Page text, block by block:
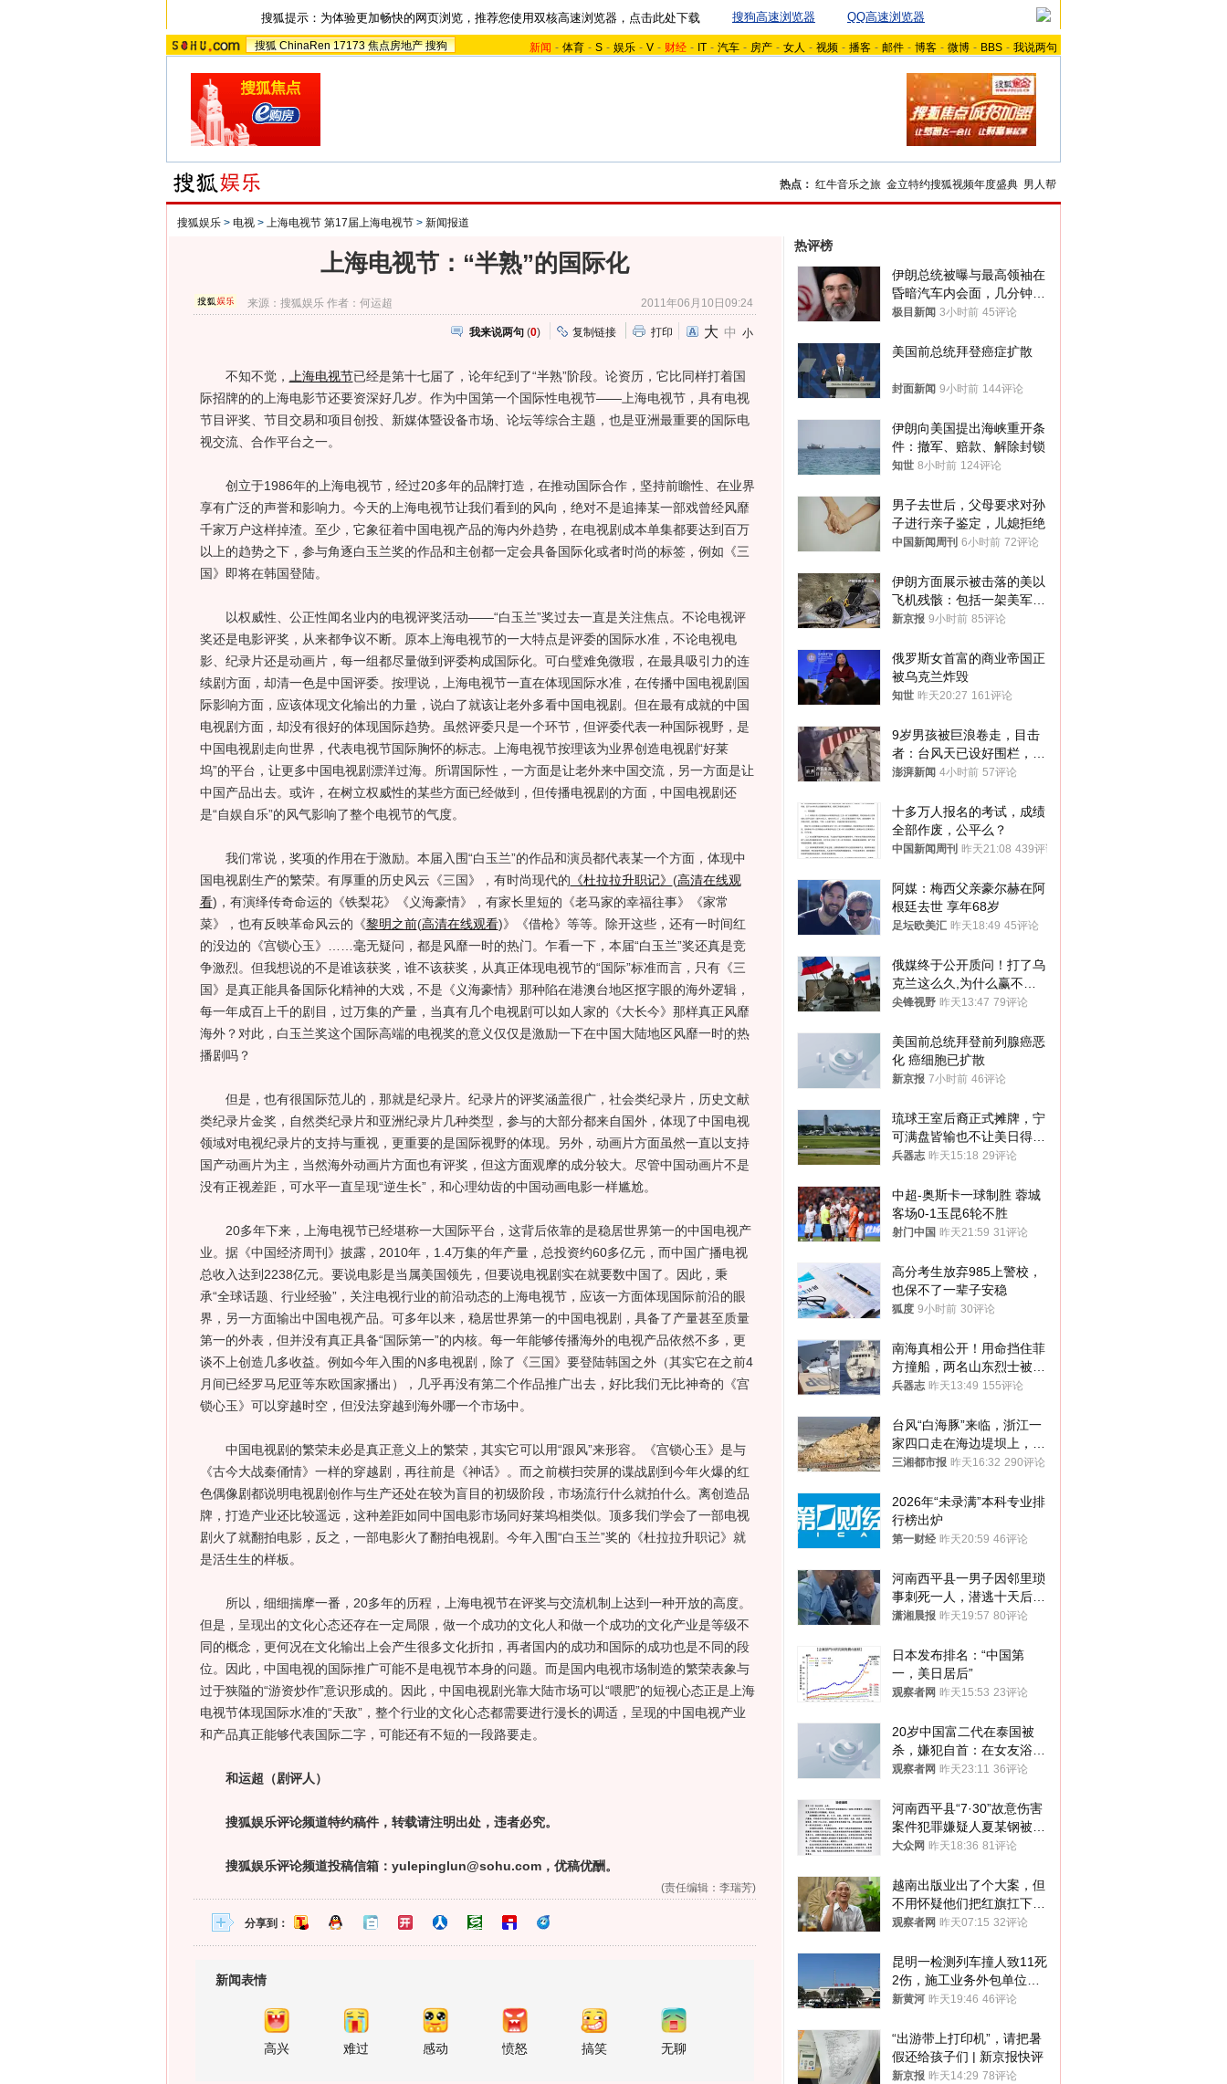
搜狐提示：为体验更加畅快的网页浏览，推荐您使用双核高速浏览器，点击此处下载 搜狗高速浏览器 QQ高速浏览器
搜狐 ChinaRen 17173 焦点房地产 搜狗 新闻 - 体育 - S - 娱乐 - V - 财经 - IT - 汽车 - 房产 - 女人 - 视频 - 播客 - 邮件 - 博客 - 微博 - BBS - 我说两句
热点： 红牛音乐之旅 金立特约搜狐视频年度盛典 男人帮
搜狐娱乐 > 电视 > 上海电视节 第17届上海电视节 > 新闻报道
上海电视节：“半熟”的国际化
来源：搜狐娱乐 作者：何运超 2011年06月10日09:24
我来说两句 (0) 复制链接 打印 大 中 小
不知不觉， 上海电视节已经是第十七届了，论年纪到了“半熟”阶段。论资历，它比同样打着国
际招牌的的上海电影节还要资深好几岁。作为中国第一个国际性电视节——上海电视节，具有电视
节目评奖、节目交易和项目创投、新媒体暨设备市场、论坛等综合主题，也是亚洲最重要的国际电
视交流、合作平台之一。
创立于1986年的上海电视节，经过20多年的品牌打造，在推动国际合作，坚持前瞻性、在业界
享有广泛的声誉和影响力。今天的上海电视节让我们看到的风向，绝对不是追捧某一部戏曾经风靡
千家万户这样掉渣。至少，它象征着中国电视产品的海内外趋势，在电视剧成本单集都要达到百万
以上的趋势之下，参与角逐白玉兰奖的作品和主创都一定会具备国际化或者时尚的标签，例如《三
国》即将在韩国登陆。
以权威性、公正性闻名业内的电视评奖活动——“白玉兰”奖过去一直是关注焦点。不论电视评
奖还是电影评奖，从来都争议不断。原本上海电视节的一大特点是评委的国际水准，不论电视电
影、纪录片还是动画片，每一组都尽量做到评委构成国际化。可白璧难免微瑕，在最具吸引力的连
续剧方面，却清一色是中国评委。按理说，上海电视节一直在体现国际水准，在传播中国电视剧国
际影响方面，应该体现文化输出的力量，说白了就该让老外多看中国电视剧。但在最有成就的中国
电视剧方面，却没有很好的体现国际趋势。虽然评委只是一个环节，但评委代表一种国际视野，是
中国电视剧走向世界，代表电视节国际胸怀的标志。上海电视节按理该为业界创造电视剧“好莱
坞”的平台，让更多中国电视剧漂洋过海。所谓国际性，一方面是让老外来中国交流，另一方面是让
中国产品出去。或许，在树立权威性的某些方面已经做到，但传播电视剧的方面，中国电视剧还
是“自娱自乐”的风气影响了整个电视节的气度。
我们常说，奖项的作用在于激励。本届入围“白玉兰”的作品和演员都代表某一个方面，体现中
国电视剧生产的繁荣。有厚重的历史风云《三国》，有时尚现代的 《杜拉拉升职记》 (高清在线观
看) ，有演绎传奇命运的《铁梨花》《义海豪情》，有家长里短的《老马家的幸福往事》《家常
菜》，也有反映革命风云的《黎明之前(高清在线观看)》《借枪》等等。除开这些，还有一时间红
的没边的《宫锁心玉》……毫无疑问，都是风靡一时的热门。乍看一下，本届“白玉兰”奖还真是竞
争激烈。但我想说的不是谁该获奖，谁不该获奖，从真正体现电视节的“国际”标准而言，只有《三
国》是真正能具备国际化精神的大戏，不是《义海豪情》那种陷在港澳台地区抠字眼的海外逻辑，
每一年成百上千的剧目，过万集的产量，当真有几个电视剧可以如人家的《大长今》那样真正风靡
海外？对此，白玉兰奖这个国际高端的电视奖的意义仅仅是激励一下在中国大陆地区风靡一时的热
播剧吗？
但是，也有很国际范儿的，那就是纪录片。纪录片的评奖涵盖很广，社会类纪录片，历史文献
类纪录片金奖，自然类纪录片和亚洲纪录片几种类型，参与的大部分都来自国外，体现了中国电视
领域对电视纪录片的支持与重视，更重要的是国际视野的体现。另外，动画片方面虽然一直以支持
国产动画片为主，当然海外动画片方面也有评奖，但这方面观摩的成分较大。尽管中国动画片不是
没有正视差距，可水平一直呈现“逆生长”，和心理幼齿的中国动画电影一样尴尬。
20多年下来，上海电视节已经堪称一大国际平台，这背后依靠的是稳居世界第一的中国电视产
业。据《中国经济周刊》披露，2010年，1.4万集的年产量，总投资约60多亿元，而中国广播电视
总收入达到2238亿元。要说电影是当属美国领先，但要说电视剧实在就要数中国了。因此，秉
承“全球话题、行业经验”，关注电视行业的前沿动态的上海电视节，应该一方面体现国际前沿的眼
界，另一方面输出中国电视产品。可多年以来，稳居世界第一的中国电视剧，具备了产量甚至质量
第一的外表，但并没有真正具备“国际第一”的内核。每一年能够传播海外的电视产品依然不多，更
谈不上创造几多收益。例如今年入围的N多电视剧，除了《三国》要登陆韩国之外（其实它在之前4
月间已经罗马尼亚等东欧国家播出），几乎再没有第二个作品推广出去，好比我们无比神奇的《宫
锁心玉》可以穿越时空，但没法穿越到海外哪一个市场中。
中国电视剧的繁荣未必是真正意义上的繁荣，其实它可以用“跟风”来形容。《宫锁心玉》是与
《古今大战秦俑情》一样的穿越剧，再往前是《神话》。而之前横扫荧屏的谍战剧到今年火爆的红
色偶像剧都说明电视剧创作与生产还处在较为盲目的初级阶段，市场流行什么就拍什么。离创造品
牌，打造产业还比较遥远，这种差距如同中国电影市场同好莱坞相类似。顶多我们学会了一部电视
剧火了就翻拍电影，反之，一部电影火了翻拍电视剧。今年入围“白玉兰”奖的《杜拉拉升职记》就
是活生生的样板。
所以，细细揣摩一番，20多年的历程，上海电视节在评奖与交流机制上达到一种开放的高度。
但是，呈现出的文化心态还存在一定局限，做一个成功的文化人和做一个成功的文化产业是等级不
同的概念，更何况在文化输出上会产生很多文化折扣，再者国内的成功和国际的成功也是不同的段
位。因此，中国电视的国际推广可能不是电视节本身的问题。而是国内电视市场制造的繁荣表象与
过于狭隘的“游资炒作”意识形成的。因此，中国电视剧光靠大陆市场可以“喂肥”的短视心态正是上海
电视节体现国际水准的“天敌”，整个行业的文化心态都需要进行漫长的调适，呈现的中国电视产业
和产品真正能够代表国际二字，可能还有不短的一段路要走。
和运超（剧评人）
搜狐娱乐评论频道特约稿件，转载请注明出处，违者必究。
搜狐娱乐评论频道投稿信箱：yulepinglun@sohu.com，优稿优酬。
(责任编辑：李瑞芳)
分享到：
新闻表情
高兴 难过 感动 愤怒 搞笑 无聊
热评榜
伊朗总统被曝与最高领袖在
昏暗汽车内会面，几分钟里
只能靠声音交谈难辨真假
极目新闻 3小时前 45评论
美国前总统拜登癌症扩散
封面新闻 9小时前 144评论
伊朗向美国提出海峡重开条
件：撤军、赔款、解除封锁
知世 8小时前 124评论
男子去世后，父母要求对孙
子进行亲子鉴定，儿媳拒绝
中国新闻周刊 6小时前 72评论
伊朗方面展示被击落的美以
飞机残骸：包括一架美军F-
15战斗机残骸以及多架无人
新京报 9小时前 85评论
俄罗斯女首富的商业帝国正
被乌克兰炸毁
知世 昨天20:27 161评论
9岁男孩被巨浪卷走，目击
者：台风天已设好围栏，一
家四口翻入时保安曾喊话劝
澎湃新闻 4小时前 57评论
十多万人报名的考试，成绩
全部作废，公平么？
中国新闻周刊 昨天21:08 439评论
阿媒：梅西父亲豪尔赫在阿
根廷去世 享年68岁
足坛欧美汇 昨天18:49 45评论
俄媒终于公开质问！打了乌
克兰这么久,为什么赢不了?
答案令人沉默
尖锋视野 昨天13:47 79评论
美国前总统拜登前列腺癌恶
化 癌细胞已扩散
新京报 7小时前 46评论
琉球王室后裔正式摊牌，宁
可满盘皆输也不让美日得
逞，中国成关键
兵器志 昨天15:18 29评论
中超-奥斯卡一球制胜 蓉城
客场0-1玉昆6轮不胜
射门中国 昨天21:59 31评论
高分考生放弃985上警校，
也保不了一辈子安稳
狐度 9小时前 30评论
南海真相公开！用命挡住菲
方撞船，两名山东烈士被授
武警最高荣誉
兵器志 昨天13:49 155评论
台风“白海豚”来临，浙江一
家四口走在海边堤坝上，其
中9岁男孩被巨浪卷入海
三湘都市报 昨天16:32 290评论
2026年“未录满”本科专业排
行榜出炉
第一财经 昨天20:59 46评论
河南西平县一男子因邻里琐
事刺死一人，潜逃十天后在
十多公里外一片玉米地里落
潇湘晨报 昨天19:57 80评论
日本发布排名：“中国第
一，美日居后”
观察者网 昨天15:53 23评论
20岁中国富二代在泰国被
杀，嫌犯自首：在女友浴室
看到他
观察者网 昨天23:11 36评论
河南西平县“7·30”故意伤害
案件犯罪嫌疑人夏某钢被抓
获
大众网 昨天18:36 81评论
越南出版业出了个大案，但
不用怀疑他们把红旗扛下去
的决心
观察者网 昨天07:15 32评论
昆明一检测列车撞人致11死
2伤，施工业务外包单位被
罚1.5万元，国铁昆明局被
新黄河 昨天19:46 46评论
“出游带上打印机”，请把暑
假还给孩子们 | 新京报快评
新京报 昨天14:29 78评论